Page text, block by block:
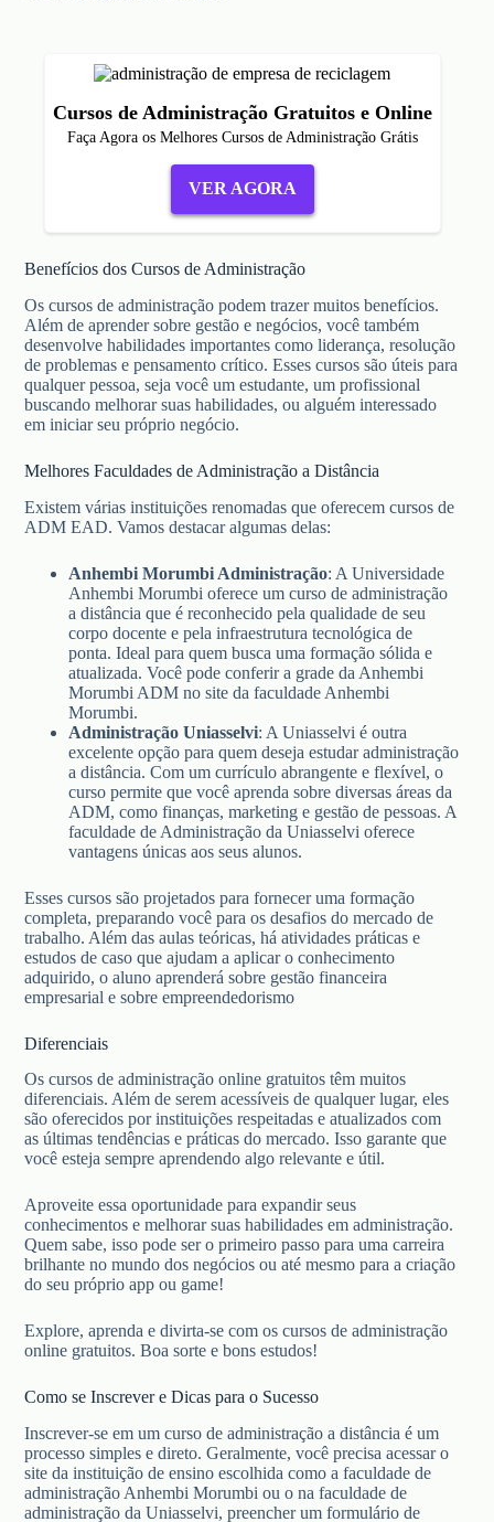
Cursos de Administração Gratuitos e Online
Faça Agora os Melhores Cursos de Administração Grátis
VER AGORA
Benefícios dos Cursos de Administração
Os cursos de administração podem trazer muitos benefícios.
Além de aprender sobre gestão e negócios, você também
desenvolve habilidades importantes como liderança, resolução
de problemas e pensamento crítico. Esses cursos são úteis para
qualquer pessoa, seja você um estudante, um profissional
buscando melhorar suas habilidades, ou alguém interessado
em iniciar seu próprio negócio.
Melhores Faculdades de Administração a Distância
Existem várias instituições renomadas que oferecem cursos de
ADM EAD. Vamos destacar algumas delas:
Anhembi Morumbi Administração: A Universidade
Anhembi Morumbi oferece um curso de administração
a distância que é reconhecido pela qualidade de seu
corpo docente e pela infraestrutura tecnológica de
ponta. Ideal para quem busca uma formação sólida e
atualizada. Você pode conferir a grade da Anhembi
Morumbi ADM no site da faculdade Anhembi
Morumbi.
Administração Uniasselvi: A Uniasselvi é outra
excelente opção para quem deseja estudar administração
a distância. Com um currículo abrangente e flexível, o
curso permite que você aprenda sobre diversas áreas da
ADM, como finanças, marketing e gestão de pessoas. A
faculdade de Administração da Uniasselvi oferece
vantagens únicas aos seus alunos.
Esses cursos são projetados para fornecer uma formação
completa, preparando você para os desafios do mercado de
trabalho. Além das aulas teóricas, há atividades práticas e
estudos de caso que ajudam a aplicar o conhecimento
adquirido, o aluno aprenderá sobre gestão financeira
empresarial e sobre empreendedorismo
Diferenciais
Os cursos de administração online gratuitos têm muitos
diferenciais. Além de serem acessíveis de qualquer lugar, eles
são oferecidos por instituições respeitadas e atualizados com
as últimas tendências e práticas do mercado. Isso garante que
você esteja sempre aprendendo algo relevante e útil.
Aproveite essa oportunidade para expandir seus
conhecimentos e melhorar suas habilidades em administração.
Quem sabe, isso pode ser o primeiro passo para uma carreira
brilhante no mundo dos negócios ou até mesmo para a criação
do seu próprio app ou game!
Explore, aprenda e divirta-se com os cursos de administração
online gratuitos. Boa sorte e bons estudos!
Como se Inscrever e Dicas para o Sucesso
Inscrever-se em um curso de administração a distância é um
processo simples e direto. Geralmente, você precisa acessar o
site da instituição de ensino escolhida como a faculdade de
administração Anhembi Morumbi ou o na faculdade de
administração da Uniasselvi, preencher um formulário de